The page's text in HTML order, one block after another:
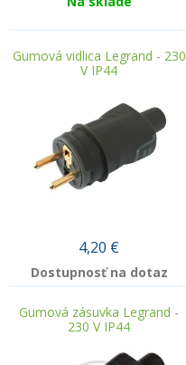
Gumová vidlica Legrand - 230
V IP44
4,20 €
Dostupnosť na dotaz
Gumová zásuvka Legrand -
230 V IP44